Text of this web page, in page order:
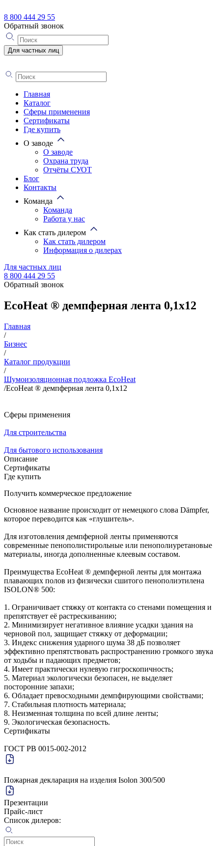
8 800 444 29 55
Обратный звонок
Для частных лиц
Главная
Каталог
Сферы применения
Сертификаты
Где купить
О заводе
О заводе
Охрана труда
Отчёты СУОТ
Блог
Контакты
Команда
Команда
Работа у нас
Как стать дилером
Как стать дилером
Информация о дилерах
Для частных лиц
8 800 444 29 55
Обратный звонок
EcoHeat ® демпферная лента 0,1х12
Главная
/
Бизнес
/
Каталог продукции
/
Шумоизоляционная подложка EcoHeat
/EcoHeat ® демпферная лента 0,1х12
Сферы применения
Для строительства
Для бытового использования
Описание
Сертификаты
Где купить
Получить коммерческое предложение
Основное название происходит от немецкого слова Dämpfer,
которое переводится как «глушитель».
Для изготовления демпферной ленты применяются
современные пенополистирольные или пенополиуретановые
материалы, иногда дополненные клеевым составом.
Преимущества EcoHeat ® демпферной ленты для монтажа
плавающих полов из физически сшитого пенополиэтилена
ISOLON® 500:
1. Ограничивает стяжку от контакта со стенами помещения и
препятствует её растрескиванию;
2. Минимизирует негативное влияние усадки здания на
черновой пол, защищает стяжку от деформации;
3. Индекс снижения ударного шума 38 дБ позволяет
эффективно препятствовать распространению громкого звука
от ходьбы и падающих предметов;
4. Имеет практически нулевую гигроскопичность;
5. Материал экологически безопасен, не выделяет
посторонние запахи;
6. Обладает превосходными демпфирующими свойствами;
7. Стабильная плотность материала;
8. Неизменная толщина по всей длине ленты;
9. Экологическая безопасность.
Сертификаты
ГОСТ РВ 0015-002-2012
Пожарная декларация на изделия Isolon 300/500
Презентации
Прайс-лист
Список дилеров: